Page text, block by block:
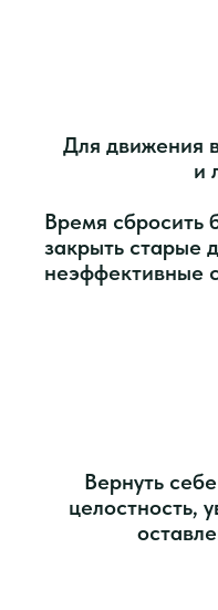
Для движения
и
Время сбросить
закрыть старые
неэффективные
Вернуть
целостность,